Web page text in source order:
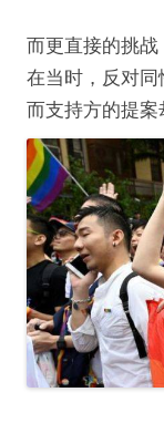
而更直接的挑战
在当时，反对同
而支持方的提案